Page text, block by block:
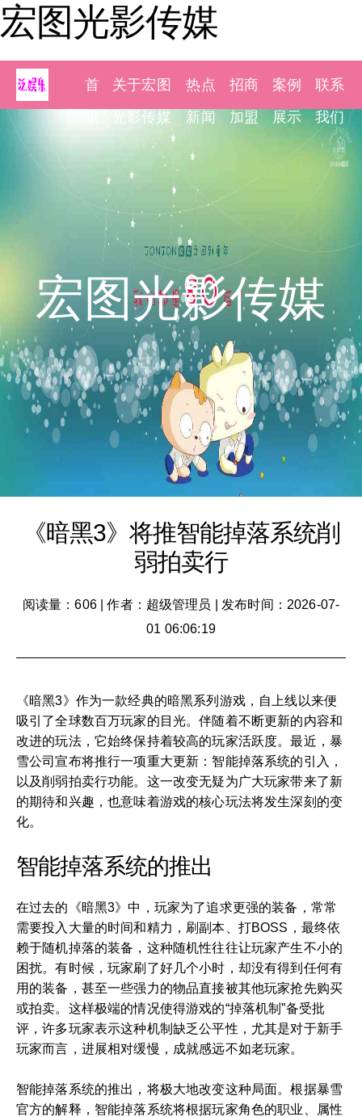
宏图光影传媒
首
关于宏图
光影传媒
热点
新闻
招商
加盟
案例
展示
联系
我们
宏图光影传媒
《暗黑3》将推智能掉落系统削
弱拍卖行
阅读量：606|作者：超级管理员
发布时间：2026-07-
01 06:06:19
《暗黑3》作为一款经典的暗黑系列游戏，自上线以来便
吸引了全球数百万玩家的目光。伴随着不断更新的内容和
改进的玩法，它始终保持着较高的玩家活跃度。最近，暴
雪公司宣布将推行一项重大更新：智能掉落系统的引入，
以及削弱拍卖行功能。这一改变无疑为广大玩家带来了新
的期待和兴趣，也意味着游戏的核心玩法将发生深刻的变
化。
智能掉落系统的推出
在过去的《暗黑3》中，玩家为了追求更强的装备，常常
需要投入大量的时间和精力，刷副本、打BOSS，最终依
赖于随机掉落的装备，这种随机性往往让玩家产生不小的
困扰。有时候，玩家刷了好几个小时，却没有得到任何有
用的装备，甚至一些强力的物品直接被其他玩家抢先购买
或拍卖。这样极端的情况使得游戏的“掉落机制”备受批
评，许多玩家表示这种机制缺乏公平性，尤其是对于新手
玩家而言，进展相对缓慢，成就感远不如老玩家。
智能掉落系统的推出，将极大地改变这种局面。根据暴雪
官方的解释，智能掉落系统将根据玩家角色的职业、属性